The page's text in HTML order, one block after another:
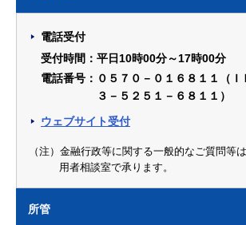
電話受付
受付時間：平日10時00分～17時00分
電話番号：０５７０－０１６８１１（Ｉ
３－５２５１－６８１１）
ウェブサイト受付
（注）金融行政等に関する一般的なご質問等
用者相談室で承ります。
所管